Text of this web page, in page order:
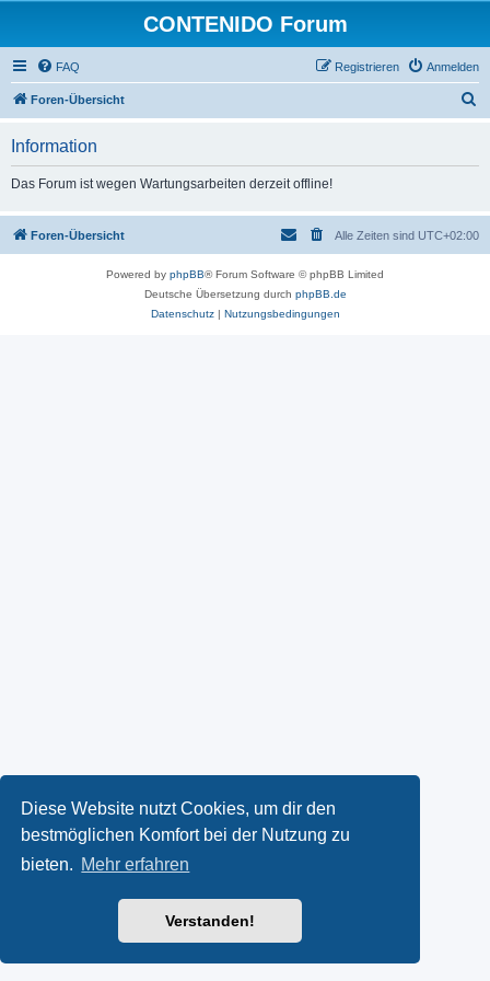
Diese Website nutzt Cookies, um dir den
bestmöglichen Komfort bei der Nutzung zu
bieten. Mehr erfahren
Verstanden!
CONTENIDO Forum
FAQ Anmelden
Registrieren
Foren-Übersicht
Information
Das Forum ist wegen Wartungsarbeiten derzeit offline!
Foren-Übersicht Alle Zeiten sind UTC+02:00
Powered by phpBB® Forum Software © phpBB Limited
Deutsche Übersetzung durch phpBB.de
Datenschutz| Nutzungsbedingungen